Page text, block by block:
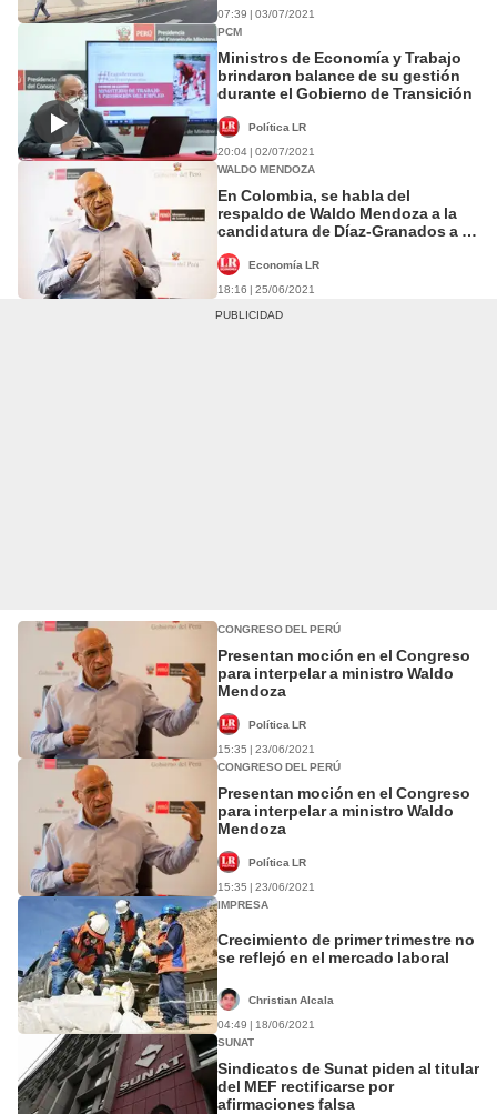
07:39 | 03/07/2021
PCM
Ministros de Economía y Trabajo
brindaron balance de su gestión
durante el Gobierno de Transición
Política LR
20:04 | 02/07/2021
WALDO MENDOZA
En Colombia, se habla del
respaldo de Waldo Mendoza a la
candidatura de Díaz-Granados a la
Economía LR
18:16 | 25/06/2021
CONGRESO DEL PERÚ
Presentan moción en el Congreso
para interpelar a ministro Waldo
Mendoza
Política LR
15:35 | 23/06/2021
CONGRESO DEL PERÚ
Presentan moción en el Congreso
para interpelar a ministro Waldo
Mendoza
Política LR
15:35 | 23/06/2021
IMPRESA
Crecimiento de primer trimestre no
se reflejó en el mercado laboral
Christian Alcala
04:49 | 18/06/2021
SUNAT
Sindicatos de Sunat piden al titular
del MEF rectificarse por
afirmaciones falsa